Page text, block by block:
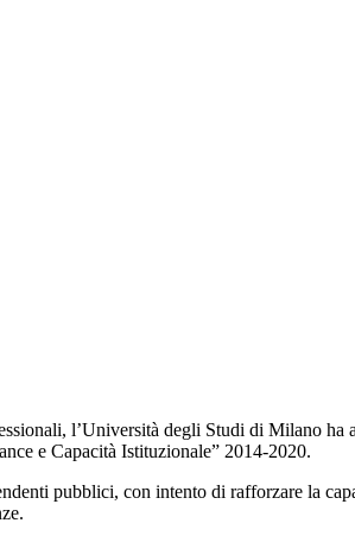
l’Università degli Studi di Milano
e Capacità Istituzionale” 2014-2020.
pubblici, con intento di rafforzare la